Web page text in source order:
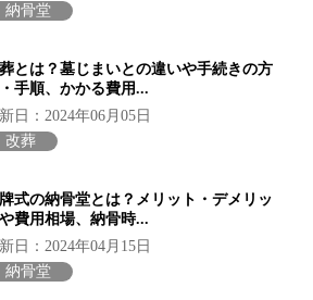
納骨堂
とは？墓じまいとの違いや手続きの方
手順、かかる費用...
日：2024年06月05日
改葬
式の納骨堂とは？メリット・デメリッ
や費用相場、納骨時...
日：2024年04月15日
納骨堂